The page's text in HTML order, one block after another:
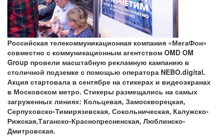
Российская телекоммуникационная компания «МегаФон»
совместно с коммуникационным агентством OMD OM
Group провели масштабную рекламную кампанию в
столичной подземке с помощью оператора NEBO.digital.
Акция стартовала в сентябре на стикерах и видеоэкранах
в Московском метро. Стикеры размещались на самых
загруженных линиях: Кольцевая, Замоскворецкая,
Серпуховско-Тимирязевская, Сокольническая, Калужско-
Рижская,Таганско-Краснопресненская, Люблинско-
Дмитровская.